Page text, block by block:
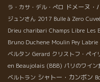
ラ・カサ・デル・ぺロ ドメーヌ・
ジュンさん 2017 Bulle à Zero
Drieu charibari Champs Libre Les
Bruno Duchene Moulin Pey Labrie
ベルタン Gerard クリストフ・ペイ
en Beaujolais (BBB) パリのワイン
ベルトラン シャトー・カンボン